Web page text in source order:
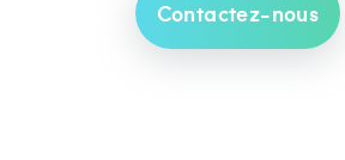
Contactez-nous